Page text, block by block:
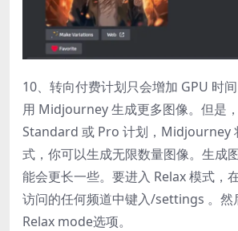
10、转向付费计划只会增加 GPU 时
用 Midjourney 生成更多图像。但是
Standard 或 Pro 计划，Midjourney
式，你可以生成无限数量图像。生成
能会更长一些。要进入 Relax 模式，
访问的任何频道中键入/settings 。然
Relax mode选项。